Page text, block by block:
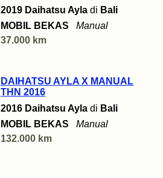
2019 Daihatsu Ayla di Bali
MOBIL BEKAS
Manual
37.000 km
DAIHATSU AYLA X MANUAL
THN 2016
2016 Daihatsu Ayla di Bali
MOBIL BEKAS
Manual
132.000 km